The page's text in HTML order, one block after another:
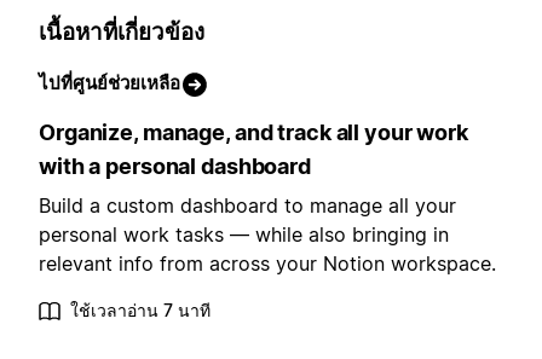
เนื้อหาที่เกี่ยวข้อง
ไปที่ศูนย์ช่วยเหลือ
Organize, manage, and track all your work
with a personal dashboard
Build a custom dashboard to manage all your
personal work tasks — while also bringing in
relevant info from across your Notion workspace.
ใช้เวลาอ่าน 7 นาที